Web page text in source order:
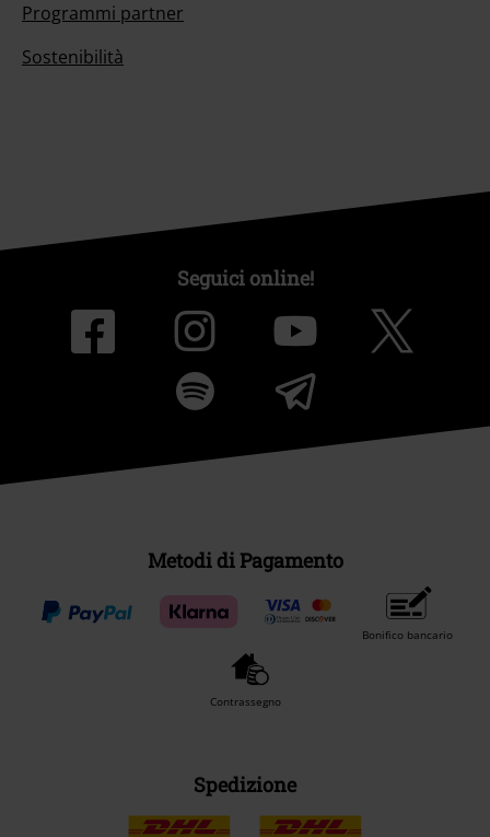
Programmi partner
Sostenibilità
Seguici online!
Metodi di Pagamento
Bonifico bancario
Contrassegno
Spedizione